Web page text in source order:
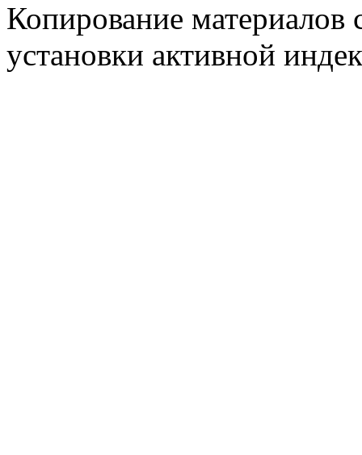
Копирование материалов
установки активной